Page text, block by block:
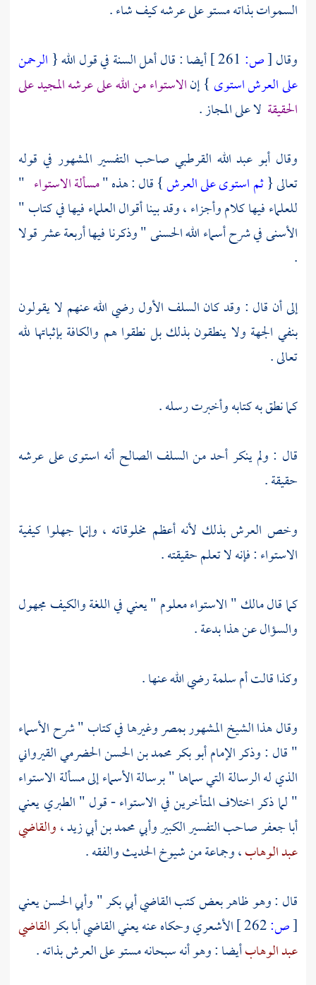
السموات بذاته مستو على عرشه كيف شاء .
وقال[ص: أيضا : قالأهل السنةفي قول الله { الرحمن
على العرش استوى } إنالاستواء من الله على عرشه المجيد على
الحقيقة لا على المجاز .
وقال أبو عبد الله القرطبي صاحب التفسير المشهور في قوله
تعالى {ثم استوى على العرش} قال : هذه "مسألة الاستواء "
للعلماء فيها كلام وأجزاء ، وقد بينا أقوال العلماء فيها في كتاب "
الأسنى في شرح أسماء الله الحسنى " وذكرنا فيها أربعة عشر قولا
.
إلى أن قال : وقد كانالسلف الأول رضي الله عنهم لا يقولون
بنفي الجهة ولا ينطقون بذلك بل نطقوا هم والكافة بإثباتها لله
تعالى .
كما نطق به كتابه وأخبرت رسله .
قال : ولم ينكر أحد منالسلف الصالح أنه استوى على عرشه
حقيقة .
وخص العرش بذلك لأنه أعظم مخلوقاته ، وإنما جهلوا كيفية
الاستواء : فإنه لا تعلم حقيقته .
كما قالمالك" الاستواء معلوم " يعني في اللغة والكيف مجهول
والسؤال عن هذا بدعة .
وكذا قالتأم سلمةرضي الله عنها .
وقال هذا الشيخ المشهوربمصروغيرها في كتاب " شرح الأسماء
" قال : وذكرالإمام أبو بكر محمد بن الحسن الحضرمي القيرواني
الذي له الرسالة التي سماها " برسالة الأسماء إلى مسألة الاستواء
" لما ذكر اختلاف المتأخرين في الاستواء - قول "الطبري يعني
أبا جعفرصاحب التفسير الكبيروأبي محمد بن أبي زيد،والقاضي
عبد الوهاب، وجماعة من شيوخ الحديث والفقه .
قال : وهو ظاهر بعض كتبالقاضي أبي بكر"وأبي الحسن يعني
[ص: الأشعريوحكاه عنه يعنيالقاضي أبا بكرالقاضي
عبد الوهابأيضا : وهو أنه سبحانه مستو على العرش بذاته .